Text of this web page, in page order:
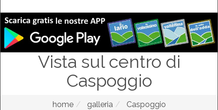
Vista sul centro di
Caspoggio
home galleria
Caspoggio